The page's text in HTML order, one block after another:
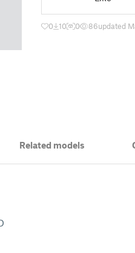
0 10 0 86updated
Related models